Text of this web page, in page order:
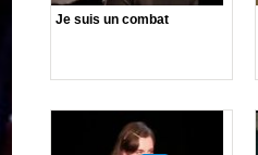
Je suis un combat